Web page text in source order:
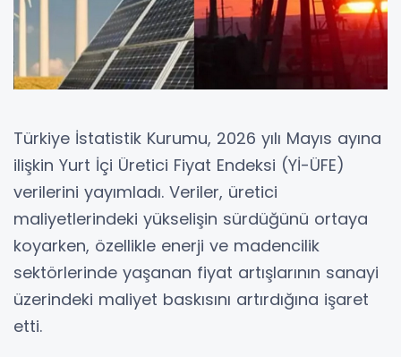
Türkiye İstatistik Kurumu, 2026 yılı Mayıs ayına
ilişkin Yurt İçi Üretici Fiyat Endeksi (Yİ-ÜFE)
verilerini yayımladı. Veriler, üretici
maliyetlerindeki yükselişin sürdüğünü ortaya
koyarken, özellikle enerji ve madencilik
sektörlerinde yaşanan fiyat artışlarının sanayi
üzerindeki maliyet baskısını artırdığına işaret
etti.